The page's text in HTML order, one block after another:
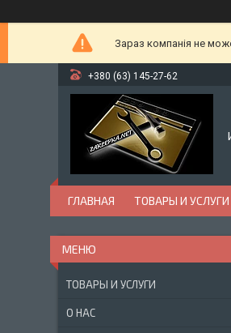
Зараз компанія не
+380 (63) 145-27-62
ГЛАВНАЯ ТОВАРЫ И УСЛУГИ
ТОВАРЫ И УСЛУГИ
О НАС